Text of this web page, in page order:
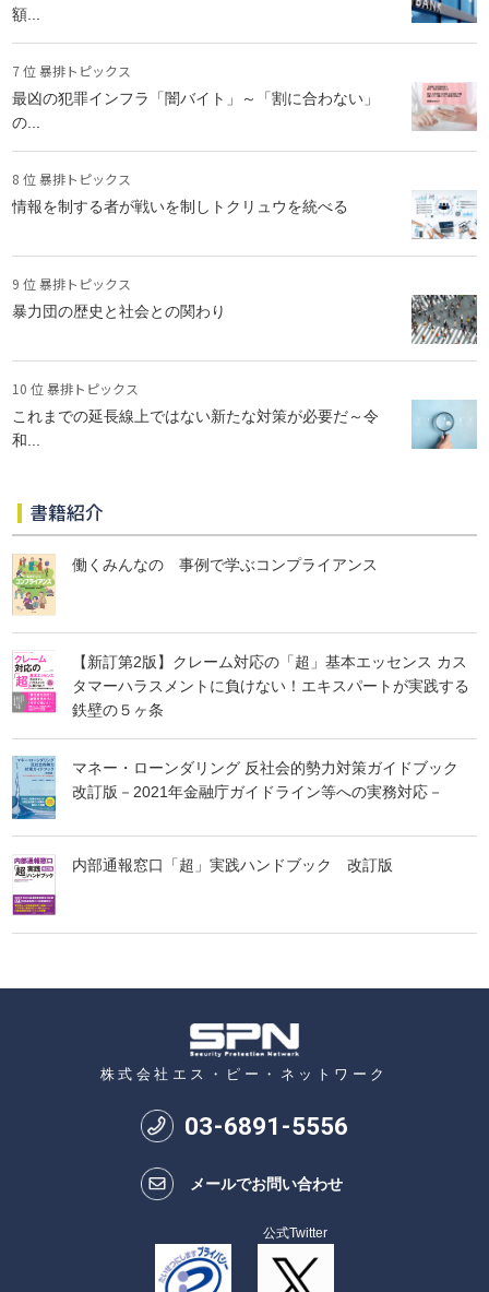
額...
7 位 暴排トピックス
最凶の犯罪インフラ「闇バイト」～「割に合わない」
の...
8 位 暴排トピックス
情報を制する者が戦いを制しトクリュウを統べる
9 位 暴排トピックス
暴力団の歴史と社会との関わり
10 位 暴排トピックス
これまでの延長線上ではない新たな対策が必要だ～令
和...
書籍紹介
働くみんなの 事例で学ぶコンプライアンス
【新訂第2版】クレーム対応の「超」基本エッセンス カス
タマーハラスメントに負けない！エキスパートが実践する
鉄壁の５ヶ条
マネー・ローンダリング 反社会的勢力対策ガイドブック
改訂版－2021年金融庁ガイドライン等への実務対応－
内部通報窓口「超」実践ハンドブック 改訂版
株式会社エス・ピー・ネットワーク
03-6891-5556
メールでお問い合わせ
公式Twitter